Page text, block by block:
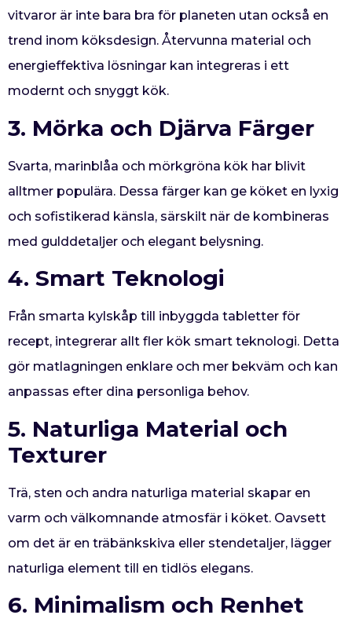
vitvaror är inte bara bra för planeten utan också en
trend inom köksdesign. Återvunna material och
energieffektiva lösningar kan integreras i ett
modernt och snyggt kök.
3. Mörka och Djärva Färger
Svarta, marinblåa och mörkgröna kök har blivit
alltmer populära. Dessa färger kan ge köket en lyxig
och sofistikerad känsla, särskilt när de kombineras
med gulddetaljer och elegant belysning.
4. Smart Teknologi
Från smarta kylskåp till inbyggda tabletter för
recept, integrerar allt fler kök smart teknologi. Detta
gör matlagningen enklare och mer bekväm och kan
anpassas efter dina personliga behov.
5. Naturliga Material och
Texturer
Trä, sten och andra naturliga material skapar en
varm och välkomnande atmosfär i köket. Oavsett
om det är en träbänkskiva eller stendetaljer, lägger
naturliga element till en tidlös elegans.
6. Minimalism och Renhet